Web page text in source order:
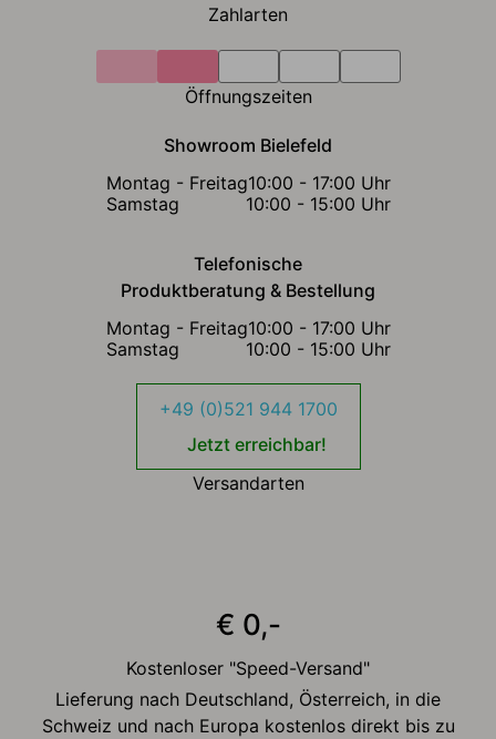
Zahlarten
Öffnungszeiten
Showroom Bielefeld
Montag - Freitag10:00 - 17:00 Uhr
Samstag
10:00 - 15:00 Uhr
Telefonische
Produktberatung & Bestellung
Montag - Freitag10:00 - 17:00 Uhr
Samstag
10:00 - 15:00 Uhr
+49 (0)521 944 1700
Jetzt erreichbar!
Versandarten
€ 0,-
Kostenloser "Speed-Versand"
Lieferung nach Deutschland, Österreich, in die
Schweiz und nach Europa kostenlos direkt bis zu